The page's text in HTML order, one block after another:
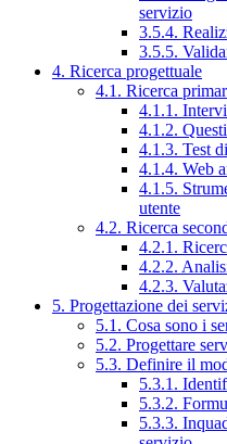
servizio
3.5.4.
3.5.5.
4. Ricerca progettuale
4.1. Ricerca
4.1.1.
4.1.2.
4.1.3. Test
4.1.4. Web
4.1.5.
utente
4.2. Ricerca
4.2.1.
4.2.2.
4.2.3.
5. Progettazione dei
5.1. Cosa sono i
5.2. Progettare
5.3. Definire il
5.3.1.
5.3.2.
5.3.3.